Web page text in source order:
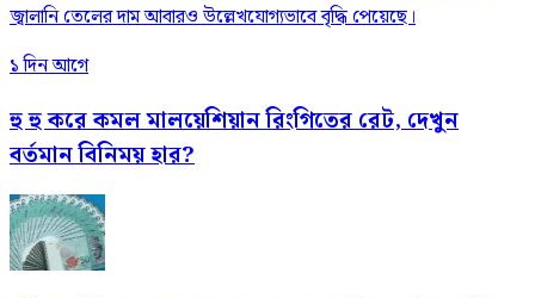
জ্বালানি তেলের দাম আবারও উল্লেখযোগ্যভাবে বৃদ্ধি পেয়েছে।
১ দিন আগে
হু হু করে কমল মালয়েশিয়ান রিংগিতের রেট, দেখুন
বর্তমান বিনিময় হার?